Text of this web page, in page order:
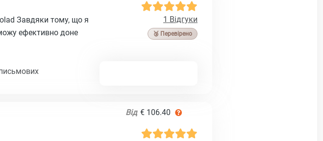
1 Відгуки
🥉 Перевірено
Завдяки тому, що я
ефективно доне
Від € 106.40